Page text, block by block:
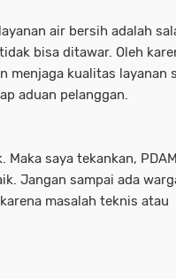
air bersih adalah
bisa ditawar. Oleh
menjaga kualitas layanan
aduan pelanggan.
saya tekankan,
Jangan sampai ada
masalah teknis atau